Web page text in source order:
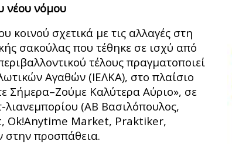
νέου νόμου
κοινού σχετικά με τις αλλαγές στη
σακούλας που τέθηκε σε ισχύ από
τέλους πραγματοποιεί
Αγαθών (ΙΕΛΚΑ), στο πλαίσιο
Σήμερα–Ζούμε Καλύτερα Αύριο», σε
λιανεμπορίου (ΑΒ Βασιλόπουλος,
Ok!Anytime Market, Praktiker,
στην προσπάθεια.